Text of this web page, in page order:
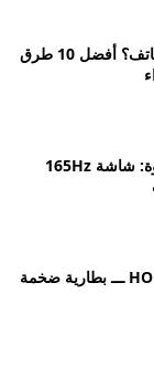
كيف أفرغ مساحة التخزين في الهاتف؟ أفضل 10 طرق
هاتف REDMI K90 Max قادم بقوة: شاشة 165Hz
سعر ومواصفات هاتف HONOR X9d ـــ بطارية ضخمة